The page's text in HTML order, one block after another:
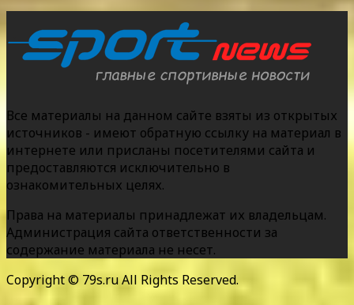
Все материалы на данном сайте взяты из открытых
источников - имеют обратную ссылку на материал в
интернете или присланы посетителями сайта и
предоставляются исключительно в
ознакомительных целях.
Права на материалы принадлежат их владельцам.
Администрация сайта ответственности за
содержание материала не несет.
Copyright © 79s.ru All Rights Reserved.